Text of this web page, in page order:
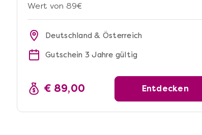
Wert von 89€
Deutschland & Österreich
Gutschein 3 Jahre gültig
€ 89,00 Entdecken